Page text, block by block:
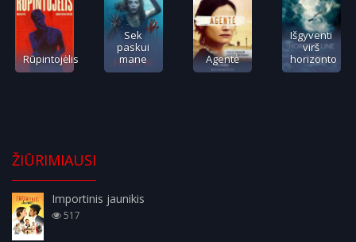
Rūpintojėlis
Sek
paskui
mane
Agentė
Išgyventi
virš
horizonto
ŽIŪRIMIAUSI
Importinis jaunikis
517